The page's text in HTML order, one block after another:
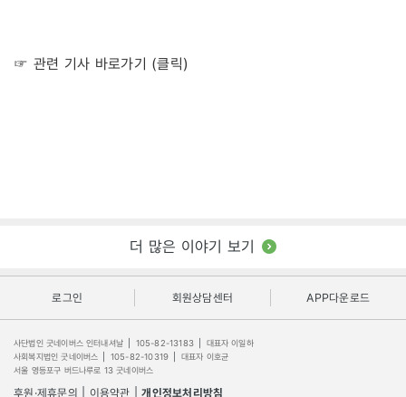
☞ 관련 기사 바로가기 (클릭)
더 많은 이야기 보기
로그인 회원상담센터 APP다운로드
사단법인 굿네이버스 인터내셔날 105-82-13183
대표자 이일하
사회복지법인 굿네이버스
105-82-10319
대표자 이호균
서울 영등포구 버드나루로 13 굿네이버스
후원·제휴문의 이용약관 개인정보처리방침